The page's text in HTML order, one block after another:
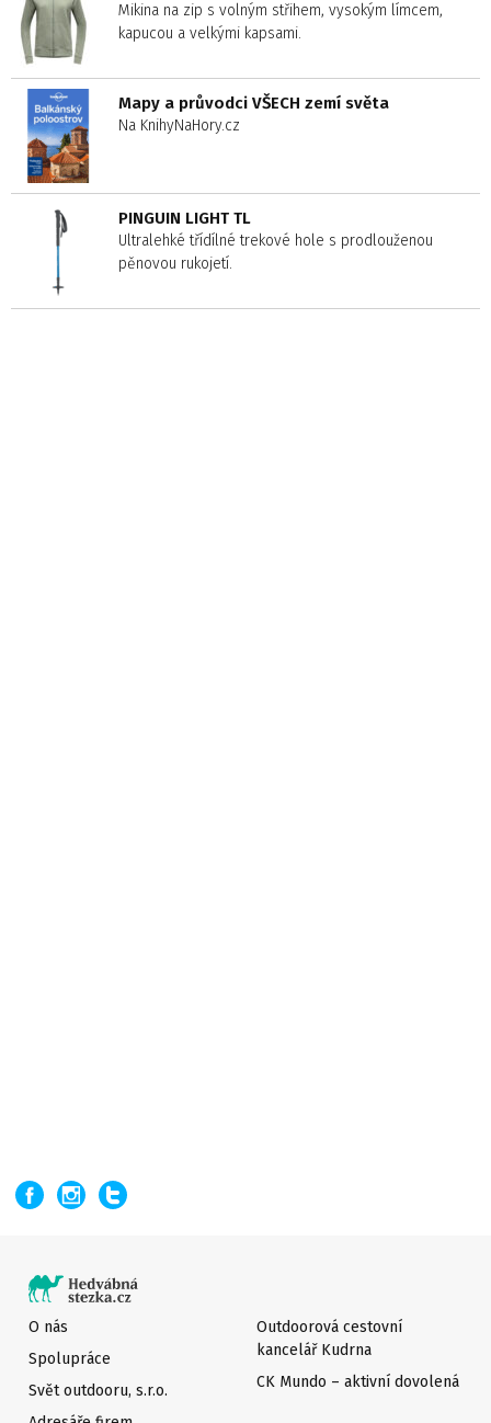
Mikina na zip s volným střihem, vysokým límcem,
kapucou a velkými kapsami.
Mapy a průvodci VŠECH zemí světa
Na KnihyNaHory.cz
PINGUIN LIGHT TL
Ultralehké třídílné trekové hole s prodlouženou
pěnovou rukojetí.
O nás
Spolupráce
Svět outdooru, s.r.o.
Outdoorová cestovní
kancelář Kudrna
CK Mundo – aktivní dovolená